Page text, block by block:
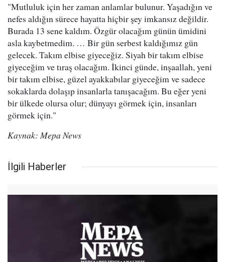
"Mutluluk için her zaman anlamlar bulunur. Yaşadığın ve
nefes aldığın sürece hayatta hiçbir şey imkansız değildir.
Burada 13 sene kaldım. Özgür olacağım günün ümidini
asla kaybetmedim. … Bir gün serbest kaldığımız gün
gelecek. Takım elbise giyeceğiz. Siyah bir takım elbise
giyeceğim ve tıraş olacağım. İkinci günde, inşaallah, yeni
bir takım elbise, güzel ayakkabılar giyeceğim ve sadece
sokaklarda dolaşıp insanlarla tanışacağım. Bu eğer yeni
bir ülkede olursa olur; dünyayı görmek için, insanları
görmek için."
Kaynak: Mepa News
İlgili Haberler